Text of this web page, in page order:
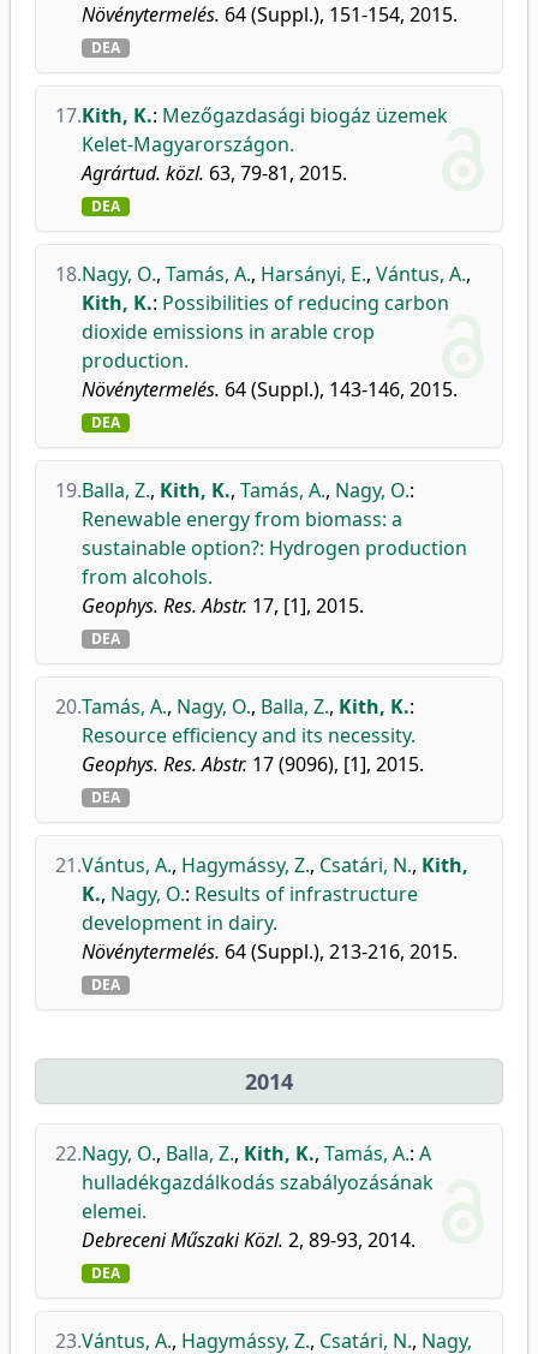
Növénytermelés. 64 (Suppl.), 151-154, 2015.
DEA
17.Kith, K.: Mezőgazdasági biogáz üzemek
Kelet-Magyarországon.
Agrártud. közl. 63, 79-81, 2015.
DEA
18.Nagy, O., Tamás, A., Harsányi, E., Vántus, A.,
Kith, K.: Possibilities of reducing carbon
dioxide emissions in arable crop
production.
Növénytermelés. 64 (Suppl.), 143-146, 2015.
DEA
19.Balla, Z., Kith, K., Tamás, A., Nagy, O.:
Renewable energy from biomass: a
sustainable option?: Hydrogen production
from alcohols.
Geophys. Res. Abstr. 17, [1], 2015.
DEA
20.Tamás, A., Nagy, O., Balla, Z., Kith, K.:
Resource efficiency and its necessity.
Geophys. Res. Abstr. 17 (9096), [1], 2015.
DEA
21.Vántus, A., Hagymássy, Z., Csatári, N., Kith,
K., Nagy, O.: Results of infrastructure
development in dairy.
Növénytermelés. 64 (Suppl.), 213-216, 2015.
DEA
2014
22.Nagy, O., Balla, Z., Kith, K., Tamás, A.: A
hulladékgazdálkodás szabályozásának
elemei.
Debreceni Műszaki Közl. 2, 89-93, 2014.
DEA
23.Vántus, A., Hagymássy, Z., Csatári, N., Nagy,